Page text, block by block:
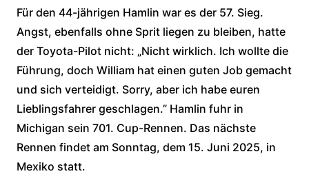
Für den 44-jährigen Hamlin war es der 57. Sieg.
Angst, ebenfalls ohne Sprit liegen zu bleiben, hatte
der Toyota-Pilot nicht: „Nicht wirklich. Ich wollte die
Führung, doch William hat einen guten Job gemacht
und sich verteidigt. Sorry, aber ich habe euren
Lieblingsfahrer geschlagen.” Hamlin fuhr in
Michigan sein 701. Cup-Rennen. Das nächste
Rennen findet am Sonntag, dem 15. Juni 2025, in
Mexiko statt.